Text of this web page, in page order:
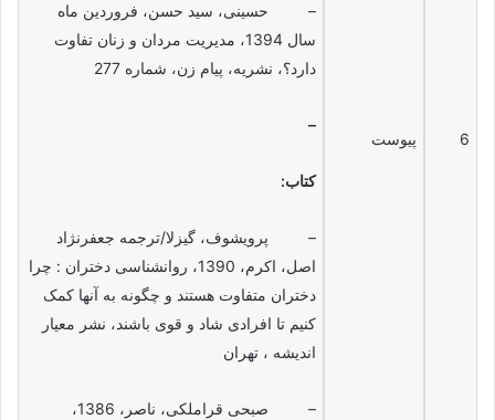
6 پیوست
– حسینی، سید حسن، فروردین ماه
سال 1394، مدیریت مردان و زنان تفاوت
دارد؟، نشریه، پیام زن، شماره 277
–
کتاب:
– پرویشوف، گیزلا/ترجمه جعفرنژاد
اصل، اکرم، 1390، روانشناسی دختران : چرا
دختران متفاوت هستند و چگونه به آنها کمک
کنیم تا افرادی شاد و قوی باشند، نشر معیار
اندیشه ، تهران
– صبحی قراملکی، ناصر، 1386،